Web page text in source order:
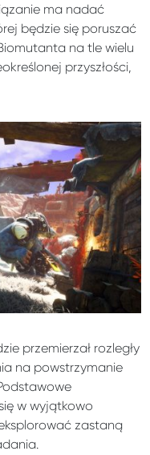
ma nadać
będzie się poruszać
na tle wielu
przyszłości,
przemierzał rozległy
na powstrzymanie
w wyjątkowo
zastaną